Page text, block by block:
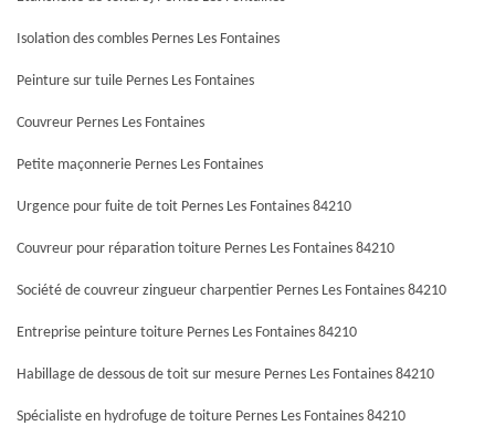
Isolation des combles Pernes Les Fontaines
Peinture sur tuile Pernes Les Fontaines
Couvreur Pernes Les Fontaines
Petite maçonnerie Pernes Les Fontaines
Urgence pour fuite de toit Pernes Les Fontaines 84210
Couvreur pour réparation toiture Pernes Les Fontaines 84210
Société de couvreur zingueur charpentier Pernes Les Fontaines 84210
Entreprise peinture toiture Pernes Les Fontaines 84210
Habillage de dessous de toit sur mesure Pernes Les Fontaines 84210
Spécialiste en hydrofuge de toiture Pernes Les Fontaines 84210